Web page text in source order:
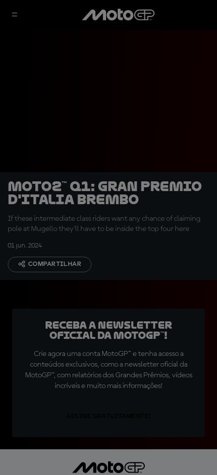
Moto2™ Q1: Gran Premio
d'Italia Brembo
If these intermediate class riders want any chance of claiming
pole at Mugello they'll have to be inside the top four here
01 jun. 2024
COMPARTILHAR
Receba a newsletter
oficial da MotoGP™!
Crie agora uma conta MotoGP™ e tenha acesso a
conteúdos exclusivos, como a newsletter oficial da
MotoGP™, com relatórios dos Grandes Prêmios, vídeos
incríveis e muito mais informações!